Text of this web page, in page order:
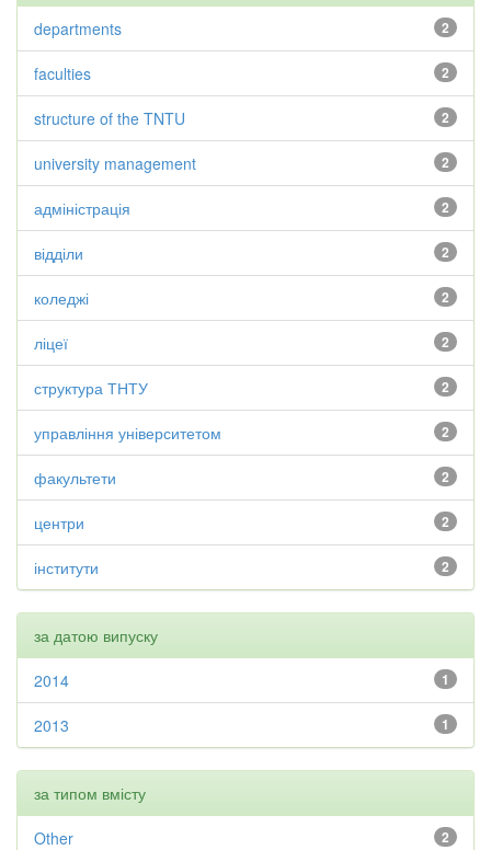
2
departments
2
faculties
2
structure of the TNTU
2
university management
2
адміністрація
2
відділи
2
коледжі
2
ліцеї
2
структура ТНТУ
2
управління університетом
2
факультети
2
центри
2
інститути
за датою випуску
1
2014
1
2013
за типом вмісту
2
Other